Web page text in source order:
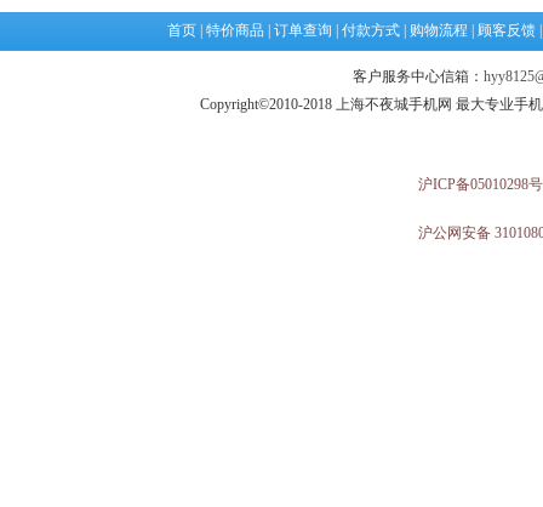
首页 特价商品 订单查询 付款方式 购物流程 顾客反馈
客户服务中心信箱：
Copyright©2010-2018 上海不夜城手机网 最大专业手
沪ICP备05010298号
沪公网安备